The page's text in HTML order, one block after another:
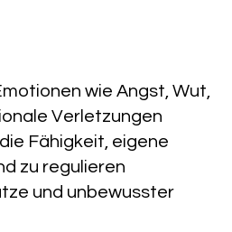
wie Angst, Wut,
Verletzungen
Fähigkeit, eigene
zu regulieren
und unbewusster